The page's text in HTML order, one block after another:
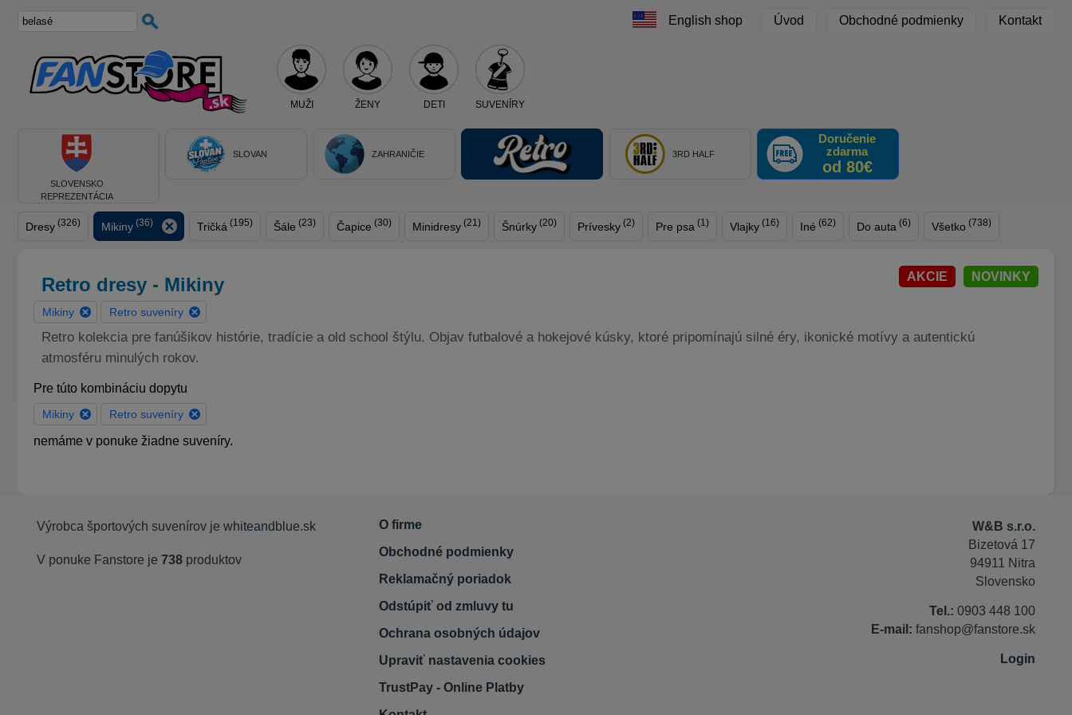
Úvod Obchodné podmienky Kontakt
English shop
MUŽI ŽENY DETI SUVENÍRY
Teraz vyberte klub, alebo typ výrobku
SLOVENSKO
REPREZENTÁCIA
SLOVAN ZAHRANIČIE 3RD HALF
Doručenie
zdarma
od 80€
Dresy (326) Mikiny (36) Tričká (195) Šále (23) Čapice (30) Minidresy (21) Šnúrky (20) Prívesky (2) Pre psa (1) Vlajky (16) Iné (62) Do auta (6) Všetko (738)
AKCIE NOVINKY
Retro dresy - Mikiny
Mikiny Retro suveníry
Retro kolekcia pre fanúšikov histórie, tradície a old school štýlu. Objav futbalové a hokejové kúsky, ktoré pripomínajú silné éry, ikonické motívy a autentickú
atmosféru minulých rokov.
Pre túto kombináciu dopytu
Mikiny Retro suveníry
nemáme v ponuke žiadne suveníry.
Výrobca športových suvenírov je whiteandblue.sk
V ponuke Fanstore je 738 produktov
O firme
Obchodné podmienky
Reklamačný poriadok
Odstúpiť od zmluvy tu
Ochrana osobných údajov
Upraviť nastavenia cookies
TrustPay - Online Platby
W&B s.r.o.
Bizetová 17
94911 Nitra
Slovensko
Tel.: 0903 448 100
E-mail: fanshop@fanstore.sk
Login